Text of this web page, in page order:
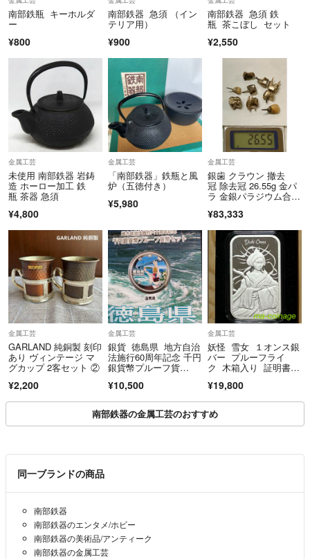
南部鉄瓶 キーホルダ
ー
¥800
南部鉄器 急須 （イン
テリア用）
¥900
南部鉄器 急須 鉄
瓶 茶こぼし セット
¥2,550
金属工芸
未使用 南部鉄器 岩鋳
造 ホーロー加工 鉄
瓶 茶器 急須
¥4,800
金属工芸
「南部鉄器」鉄瓶と風
炉（五徳付き）
¥5,980
金属工芸
銀歯 クラウン 撤去
冠 除去冠 26.55g 金パ
ラ 金銀パラジウム合
ジウム 歯科 歯科材
¥83,333
金属工芸
GARLAND 純銅製 刻印
あり ヴィンテージ マ
グカップ 2客セット ②
¥2,200
金属工芸
銀貨 徳島県 地方自治
法施行60周年記念 千円
銀貨幣プルーフ貨
¥10,500
金属工芸
妖怪 雪女 １オンス銀
バー プルーフライ
ク 木箱入り 証明書付
¥19,800
南部鉄器の金属工芸のおすすめ
同一ブランドの商品
南部鉄器
南部鉄器のエンタメ/ホビー
南部鉄器の美術品/アンティーク
南部鉄器の金属工芸